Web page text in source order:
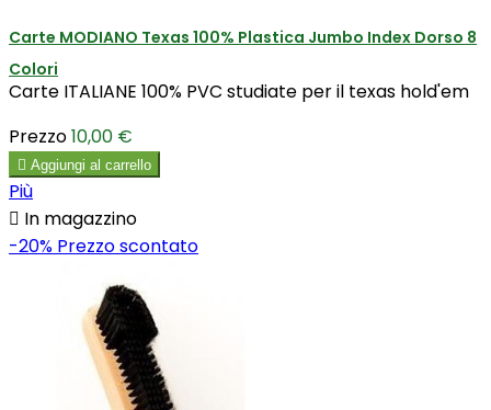
Carte MODIANO Texas 100% Plastica Jumbo Index Dorso 8
Colori
Carte ITALIANE 100% PVC studiate per il texas hold'em
Prezzo10,00 €
 Aggiungi al carrello
Più
 In magazzino
-20% Prezzo scontato